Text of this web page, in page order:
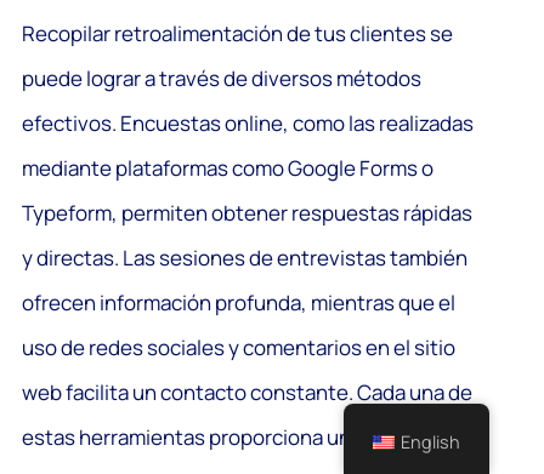
Recopilar retroalimentación de tus clientes se
puede lograr a través de diversos métodos
efectivos. Encuestas online, como las realizadas
mediante plataformas como Google Forms o
Typeform, permiten obtener respuestas rápidas
y directas. Las sesiones de entrevistas también
ofrecen información profunda, mientras que el
uso de redes sociales y comentarios en el sitio
web facilita un contacto constante. Cada una de
estas herramientas proporciona una oportunidad
English